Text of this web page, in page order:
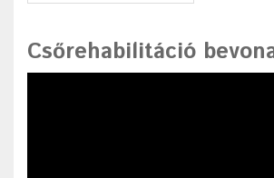
Csőrehabilitáció